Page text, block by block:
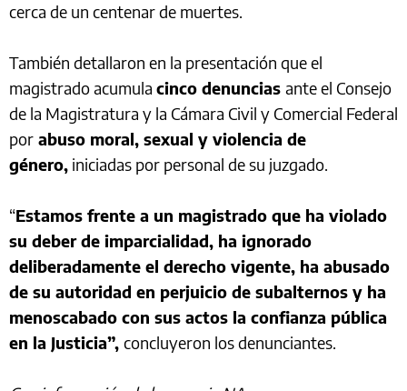
cerca de un centenar de muertes.
También detallaron en la presentación que el
magistrado acumula cinco denuncias ante el Consejo
de la Magistratura y la Cámara Civil y Comercial Federal
por abuso moral, sexual y violencia de
género, iniciadas por personal de su juzgado.
“Estamos frente a un magistrado que ha violado
su deber de imparcialidad, ha ignorado
deliberadamente el derecho vigente, ha abusado
de su autoridad en perjuicio de subalternos y ha
menoscabado con sus actos la confianza pública
en la Justicia”, concluyeron los denunciantes.